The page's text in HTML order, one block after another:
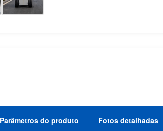
Parâmetros do produto Fotos detalhadas